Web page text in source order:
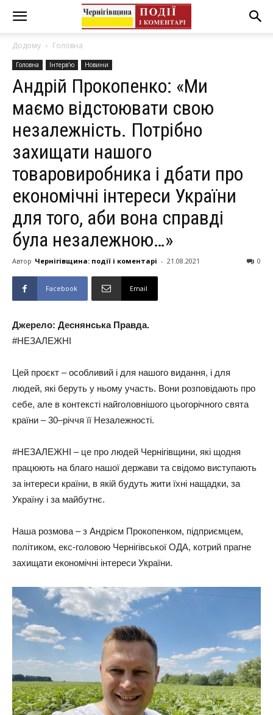
Додому Головна
Головна Інтерв'ю Новини
Андрій Прокопенко: «Ми
маємо відстоювати свою
незалежність. Потрібно
захищати нашого
товаровиробника і дбати про
економічні інтереси України
для того, аби вона справді
була незалежною…»
Автор Чернігівщина: події і коментарі - 21.08.2021 0
Facebook Email
Джерело: Деснянська Правда.
#НЕЗАЛЕЖНІ
Цей проєкт – особливий і для нашого видання, і для
людей, які беруть у ньому участь. Вони розповідають про
себе, але в контексті найголовнішого цьогорічного свята
країни – 30–річчя її Незалежності.
#НЕЗАЛЕЖНІ – це про людей Чернігівщини, які щодня
працюють на благо нашої держави та свідомо виступають
за інтереси країни, в якій будуть жити їхні нащадки, за
Україну і за майбутнє.
Наша розмова – з Андрієм Прокопенком, підприємцем,
політиком, екс-головою Чернігівської ОДА, котрий прагне
захищати економічні інтереси України.